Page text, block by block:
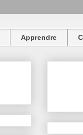
Apprendre